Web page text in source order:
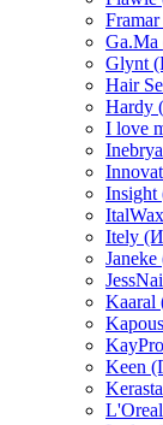
Glynt
Hair
Hardy
I love
Insight
Itely
Kaaral
Keen